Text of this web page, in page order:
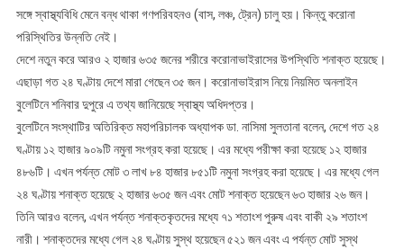
সঙ্গে স্বাস্থ্যবিধি মেনে বন্ধ থাকা গণপরিবহনও (বাস, লঞ্চ, ট্রেন) চালু হয়। কিন্তু করোনা
পরিস্থিতির উন্নতি নেই।
দেশে নতুন করে আরও ২ হাজার ৬৩৫ জনের শরীরে করোনাভাইরাসের উপস্থিতি শনাক্ত হয়েছে।
এছাড়া গত ২৪ ঘণ্টায় দেশে মারা গেছেন ৩৫ জন। করোনাভাইরাস নিয়ে নিয়মিত অনলাইন
বুলেটিনে শনিবার দুপুরে এ তথ্য জানিয়েছে স্বাস্থ্য অধিদপ্তর।
বুলেটিনে সংস্থাটির অতিরিক্ত মহাপরিচালক অধ্যাপক ডা. নাসিমা সুলতানা বলেন, দেশে গত ২৪
ঘণ্টায় ১২ হাজার ৯০৯টি নমুনা সংগ্রহ করা হয়েছে। এর মধ্যে পরীক্ষা করা হয়েছে ১২ হাজার
৪৮৬টি। এখন পর্যন্ত মোট ৩ লাখ ৮৪ হাজার ৮৫১টি নমুনা সংগ্রহ করা হয়েছে। এর মধ্যে গেল
২৪ ঘণ্টায় শনাক্ত হয়েছে ২ হাজার ৬৩৫ জন এবং মোট শনাক্ত হয়েছেন ৬৩ হাজার ২৬ জন।
তিনি আরও বলেন, এখন পর্যন্ত শনাক্তকৃতদের মধ্যে ৭১ শতাংশ পুরুষ এবং বাকী ২৯ শতাংশ
নারী। শনাক্তদের মধ্যে গেল ২৪ ঘণ্টায় সুস্থ হয়েছেন ৫২১ জন এবং এ পর্যন্ত মোট সুস্থ